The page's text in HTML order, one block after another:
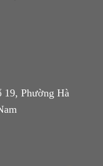
19, Phường Hà